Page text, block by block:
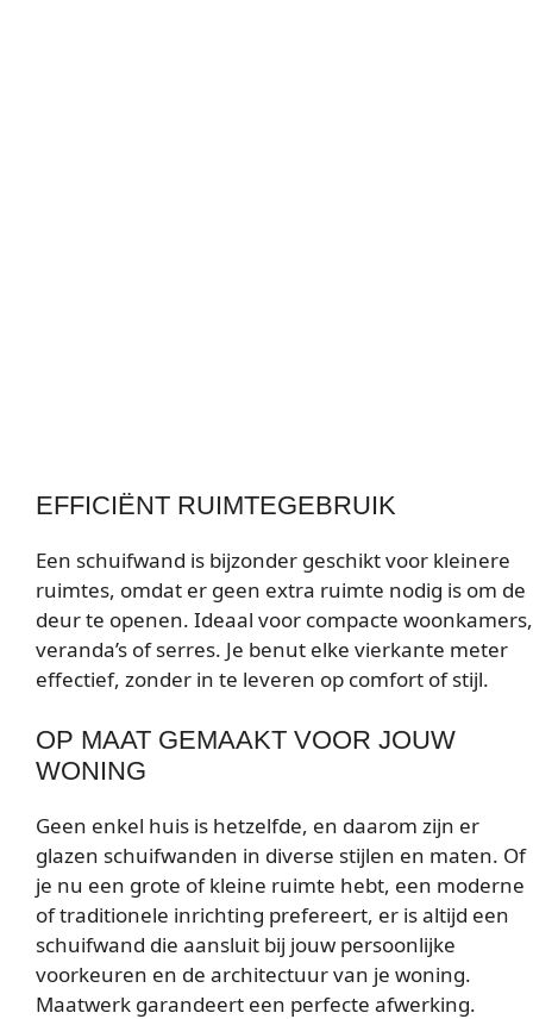
EFFICIËNT RUIMTEGEBRUIK
Een schuifwand is bijzonder geschikt voor kleinere
ruimtes, omdat er geen extra ruimte nodig is om de
deur te openen. Ideaal voor compacte woonkamers,
veranda’s of serres. Je benut elke vierkante meter
effectief, zonder in te leveren op comfort of stijl.
OP MAAT GEMAAKT VOOR JOUW
WONING
Geen enkel huis is hetzelfde, en daarom zijn er
glazen schuifwanden in diverse stijlen en maten. Of
je nu een grote of kleine ruimte hebt, een moderne
of traditionele inrichting prefereert, er is altijd een
schuifwand die aansluit bij jouw persoonlijke
voorkeuren en de architectuur van je woning.
Maatwerk garandeert een perfecte afwerking.